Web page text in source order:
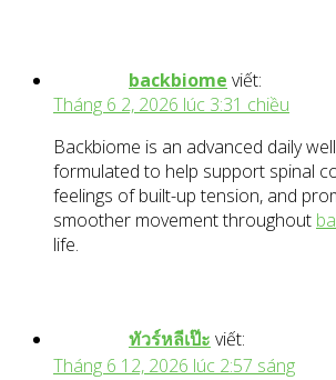
backbiome viết:
Tháng 6 2, 2026 lúc 3:31 chiều
Backbiome is an advanced daily
formulated to help support spinal
feelings of built-up tension, and
smoother movement throughout
life.
ทัวร์หลีเป๊ะ viết:
Tháng 6 12, 2026 lúc 2:57 sáng